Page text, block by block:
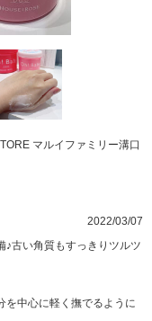
マルイファミリー溝口
2022/03/07
♪古い角質もすっきりツルツ
を中心に軽く撫でるように